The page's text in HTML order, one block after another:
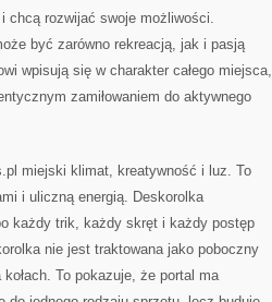
chcą rozwijać swoje możliwości.
być zarówno rekreacją, jak i pasją
wpisują się w charakter całego miejsca,
zamiłowaniem do aktywnego
miejski klimat, kreatywność i luz. To
i uliczną energią. Deskorolka
każdy trik, każdy skręt i każdy postęp
nie jest traktowana jako poboczny
To pokazuje, że portal ma